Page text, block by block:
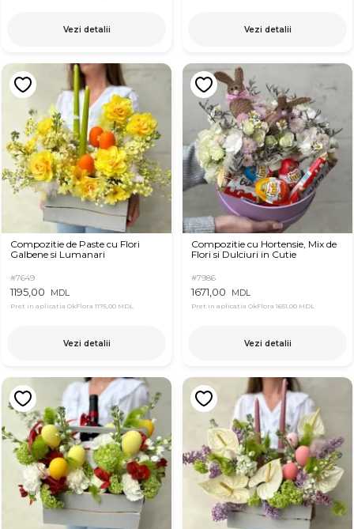
Vezi detalii Vezi detalii
Compozitie de Paste cu Flori
Galbene si Lumanari
#7649
1195,00 MDL
Pret in aplicatia OkFlora 1175,00 MDL
Vezi detalii
Compozitie cu Hortensie, Mix de
Flori si Dulciuri in Cutie
#7986
1671,00 MDL
Pret in aplicatia OkFlora 1651,00 MDL
Vezi detalii